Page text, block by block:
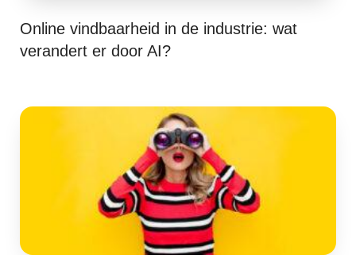
Online vindbaarheid in de industrie: wat
verandert er door AI?